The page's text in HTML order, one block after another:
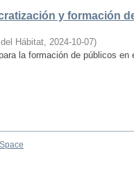
y formación
Hábitat, 2024-10-07)
la formación de públicos en